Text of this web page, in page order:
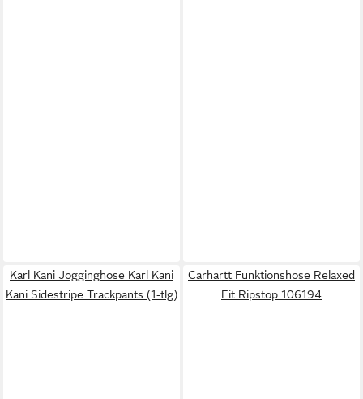
Karl Kani Jogginghose Karl Kani
Kani Sidestripe Trackpants (1-tlg)
Carhartt Funktionshose Relaxed
Fit Ripstop 106194